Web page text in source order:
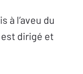
à l’aveu du
est dirigé et